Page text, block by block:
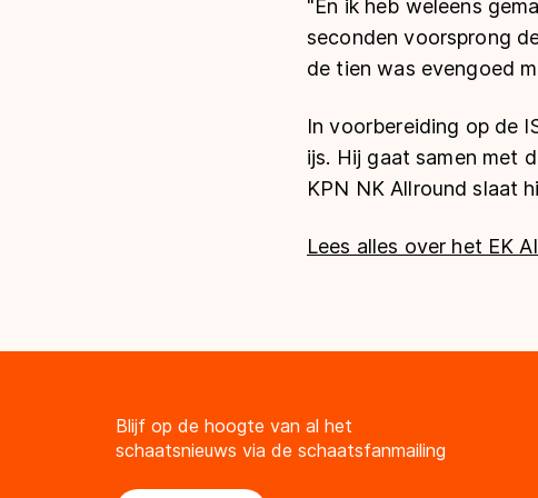
"En ik heb weleens
seconden voorsprong
de tien was evengoed
In voorbereiding op de
ijs. Hij gaat samen met
KPN NK Allround slaat
Lees alles over het EK
Blijf op de hoogte van al het
schaatsnieuws via de schaatsfanmailing